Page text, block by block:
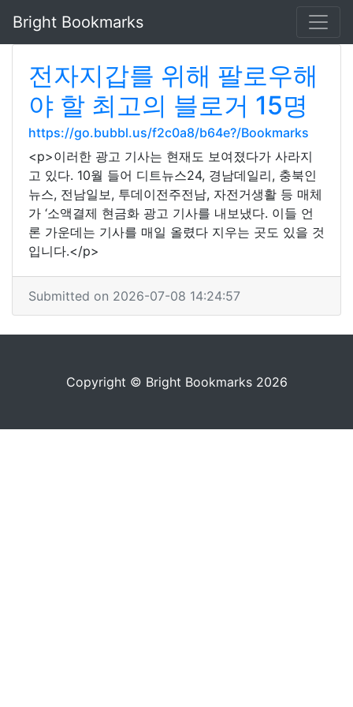
Bright Bookmarks
전자지갑를 위해 팔로우해
야 할 최고의 블로거 15명
https://go.bubbl.us/f2c0a8/b64e?/Bookmarks
<p>이러한 광고 기사는 현재도 보여졌다가 사라지
고 있다. 10월 들어 디트뉴스24, 경남데일리, 충북인
뉴스, 전남일보, 투데이전주전남, 자전거생활 등 매체
가 ‘소액결제 현금화 광고 기사를 내보냈다. 이들 언
론 가운데는 기사를 매일 올렸다 지우는 곳도 있을 것
입니다.</p>
Submitted on 2026-07-08 14:24:57
Copyright © Bright Bookmarks 2026